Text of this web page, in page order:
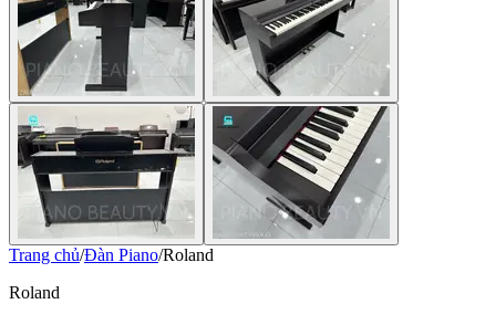
Trang chủ/Đàn Piano/Roland
Roland